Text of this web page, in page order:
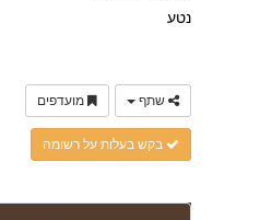
נטע
שתף מועדפים
בקש בעלות על רשומה